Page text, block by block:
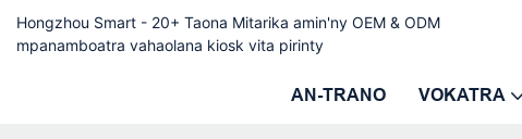
Hongzhou Smart - 20+ Taona Mitarika amin'ny OEM & ODM
mpanamboatra vahaolana kiosk vita pirinty
AN-TRANO VOKATRA